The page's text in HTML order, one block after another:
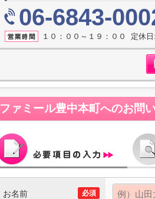
06-6843-
１０：００～１９：００ 定休
ファミール豊中本町へのお問
必須
お名前